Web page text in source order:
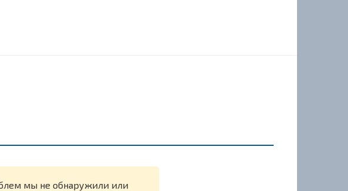
мы не обнаружили или